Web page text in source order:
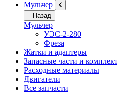
Мульчер
Назад
Мульчер
УЭС-2-280
Фреза
Жатки и адаптеры
Запасные части и
Расходные материалы
Двигатели
Все запчасти